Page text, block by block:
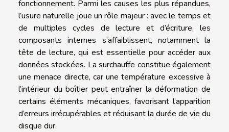
fonctionnement. Parmi les causes les plus répandues,
l’usure naturelle joue un rôle majeur : avec le temps et
de multiples cycles de lecture et d’écriture, les
composants internes s’affaiblissent, notamment la
tête de lecture, qui est essentielle pour accéder aux
données stockées. La surchauffe constitue également
une menace directe, car une température excessive à
l’intérieur du boîtier peut entraîner la déformation de
certains éléments mécaniques, favorisant l’apparition
d’erreurs irrécupérables et réduisant la durée de vie du
disque dur.